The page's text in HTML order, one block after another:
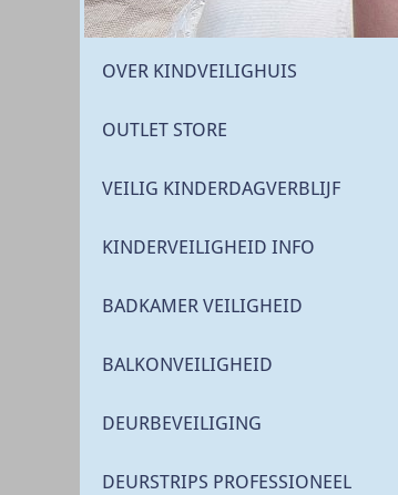
OVER KINDVEILIGHUIS
OUTLET STORE
VEILIG KINDERDAGVERBLIJF
KINDERVEILIGHEID INFO
BADKAMER VEILIGHEID
BALKONVEILIGHEID
DEURBEVEILIGING
DEURSTRIPS PROFESSIONEEL